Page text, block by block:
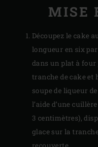
MISE
Découpez le cake
longueur en six
dans un plat à
tranche de cake et
soupe de liqueur
l’aide d’une
3 centimètres),
glace sur la